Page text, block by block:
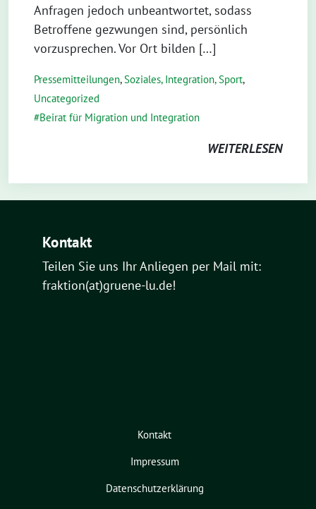
Anfragen jedoch unbeantwortet, sodass
Betroffene gezwungen sind, persönlich
vorzusprechen. Vor Ort bilden […]
Pressemitteilungen,Soziales, Integration, Sport,
Uncategorized
Beirat für Migration und Integration
WEITERLESEN
Kontakt
Teilen Sie uns Ihr Anliegen per Mail mit:
fraktion(at)gruene-lu.de!
Kontakt
Impressum
Datenschutzerklärung